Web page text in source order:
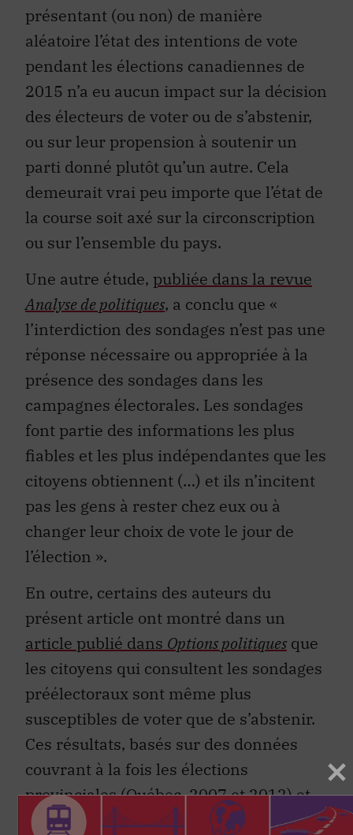
présentant (ou non) de manière
aléatoire l’état des intentions de vote
pendant les élections canadiennes de
2015 n’a eu aucun impact sur la décision
des électeurs de voter ou de s’abstenir,
ou sur leur propension à soutenir un
parti donné plutôt qu’un autre. Cela
demeurait vrai peu importe que l’état de
la course soit axé sur la circonscription
ou sur l’ensemble du pays.
Une autre étude, publiée dans la revue
Analyse de politiques, a conclu que «
l’interdiction des sondages n’est pas une
réponse nécessaire ou appropriée à la
présence des sondages dans les
campagnes électorales. Les sondages
font partie des informations les plus
fiables et les plus indépendantes que les
citoyens obtiennent (…) et ils n’incitent
pas les gens à rester chez eux ou à
changer leur choix de vote le jour de
l’élection ».
En outre, certains des auteurs du
présent article ont montré dans un
article publié dans Options politiques que
les citoyens qui consultent les sondages
préélectoraux sont même plus
susceptibles de voter que de s’abstenir.
Ces résultats, basés sur des données
couvrant à la fois les élections
provinciales (Québec, 2007 et 2012) et
fédérales (2008, 2011 et 2015),